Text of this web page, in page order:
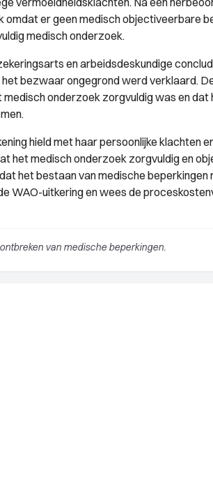
er geen medisch objectiveerbare
medisch onderzoek.
en arbeidsdeskundige
bezwaar ongegrond werd verklaard.
onderzoek zorgvuldig was en dat
hield met haar persoonlijke klachten
het medisch onderzoek zorgvuldig en
het bestaan van medische beperkingen
WAO-uitkering en wees de
van medische beperkingen.